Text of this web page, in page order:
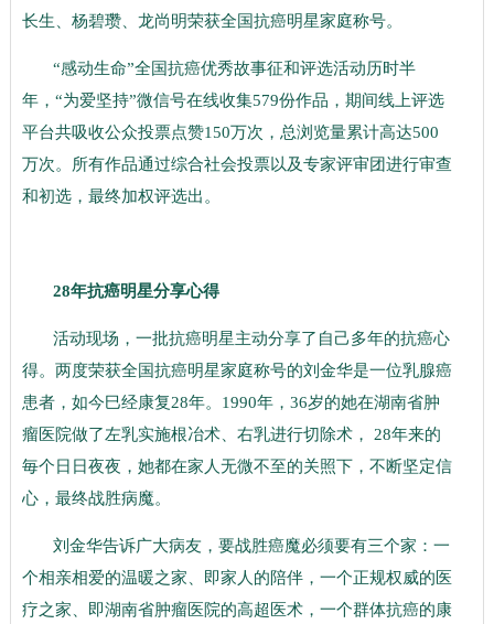
长生、杨碧瓒、龙尚明荣获全国抗癌明星家庭称号。
“感动生命”全国抗癌优秀故事征和评选活动历时半
年，“为爱坚持”微信号在线收集579份作品，期间线上评选
平台共吸收公众投票点赞150万次，总浏览量累计高达500
万次。所有作品通过综合社会投票以及专家评审团进行审查
和初选，最终加权评选出。
28年抗癌明星分享心得
活动现场，一批抗癌明星主动分享了自己多年的抗癌心
得。两度荣获全国抗癌明星家庭称号的刘金华是一位乳腺癌
患者，如今巳经康复28年。1990年，36岁的她在湖南省肿
瘤医院做了左乳实施根冶术、右乳进行切除术， 28年来的
毎个日日夜夜，她都在家人无微不至的关照下，不断坚定信
心，最终战胜病魔。
刘金华告诉广大病友，要战胜癌魔必须要有三个家：一
个相亲相爱的温暖之家、即家人的陪伴，一个正规权威的医
疗之家、即湖南省肿瘤医院的高超医术，一个群体抗癌的康